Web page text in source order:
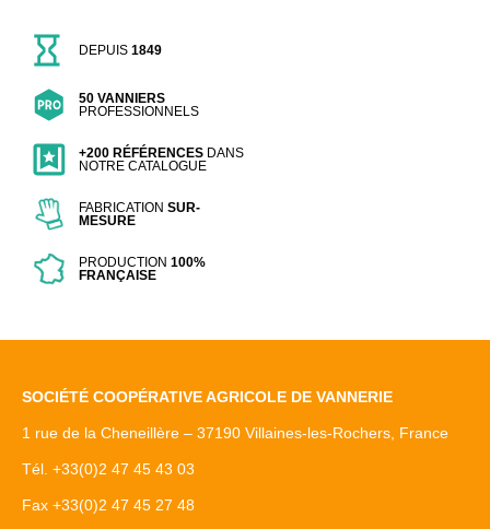
DEPUIS1849
50 VANNIERS
PROFESSIONNELS
+200 RÉFÉRENCES DANS
NOTRE CATALOGUE
FABRICATIONSUR-
MESURE
PRODUCTION100%
FRANÇAISE
SOCIÉTÉ COOPÉRATIVE AGRICOLE DE VANNERIE
1 rue de la Cheneillère – 37190 Villaines-les-Rochers, France
Tél. +33(0)2 47 45 43 03
Fax +33(0)2 47 45 27 48